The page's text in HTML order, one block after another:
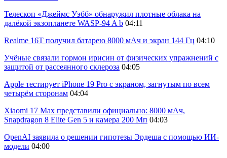
Телескоп «Джеймс Уэбб» обнаружил плотные облака на
далёкой экзопланете WASP-94 A b 04:11
Realme 16T получил батарею 8000 мАч и экран 144 Гц 04:10
Учёные связали гормон ирисин от физических упражнений с
защитой от рассеянного склероза 04:05
Apple тестирует iPhone 19 Pro с экраном, загнутым по всем
четырём сторонам 04:04
Xiaomi 17 Max представили официально: 8000 мАч,
Snapdragon 8 Elite Gen 5 и камера 200 Мп 04:03
OpenAI заявила о решении гипотезы Эрдеша с помощью ИИ-
модели 04:00